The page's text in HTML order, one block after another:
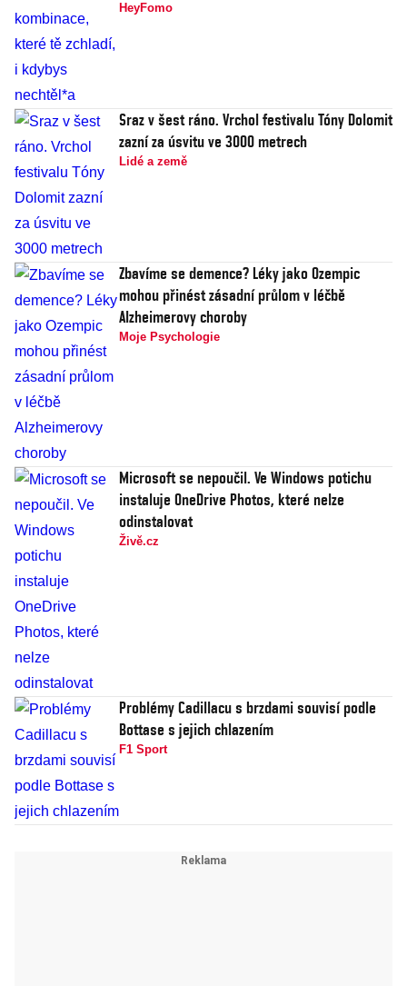
HeyFomo
Sraz v šest ráno. Vrchol festivalu Tóny Dolomit
zazní za úsvitu ve 3000 metrech
Lidé a země
Zbavíme se demence? Léky jako Ozempic
mohou přinést zásadní průlom v léčbě
Alzheimerovy choroby
Moje Psychologie
Microsoft se nepoučil. Ve Windows potichu
instaluje OneDrive Photos, které nelze
odinstalovat
Živě.cz
Problémy Cadillacu s brzdami souvisí podle
Bottase s jejich chlazením
F1 Sport